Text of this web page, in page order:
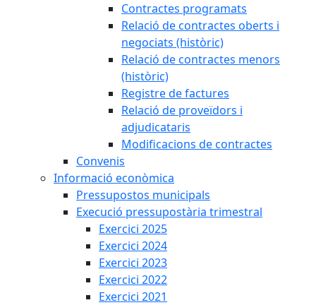
Contractes programats
Relació de contractes oberts i
negociats (històric)
Relació de contractes menors
(històric)
Registre de factures
Relació de proveïdors i
adjudicataris
Modificacions de contractes
Convenis
Informació econòmica
Pressupostos municipals
Execució pressupostària trimestral
Exercici 2025
Exercici 2024
Exercici 2023
Exercici 2022
Exercici 2021